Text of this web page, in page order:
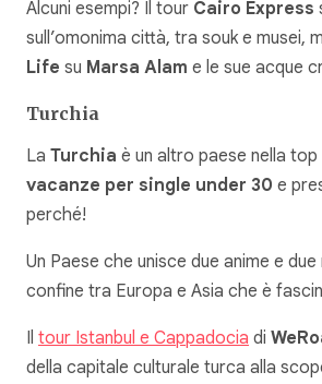
Alcuni esempi? Il tour Cairo Express
sull’omonima città, tra souk e musei,
Life su Marsa Alam e le sue acque
Turchia
La Turchia è un altro paese nella
vacanze per single under 30 e
perché!
Un Paese che unisce due anime e
confine tra Europa e Asia che è
Il tour Istanbul e Cappadocia di
della capitale culturale turca alla